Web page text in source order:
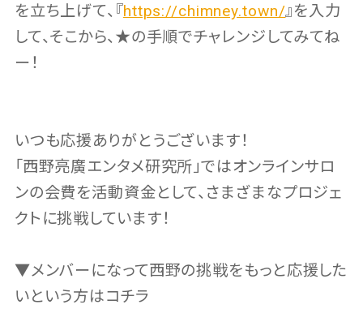
を立ち上げて、『https://chimney.town/』を入力
して、そこから、★の手順でチャレンジしてみてね
ー！
いつも応援ありがとうございます！
「西野亮廣エンタメ研究所」ではオンラインサロ
ンの会費を活動資金として、さまざまなプロジェ
クトに挑戦しています！
▼メンバーになって西野の挑戦をもっと応援した
いという方はコチラ